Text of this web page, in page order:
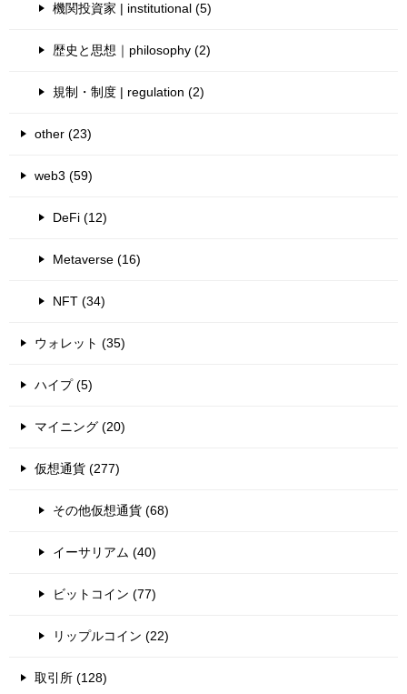
機関投資家 | institutional (5)
歴史と思想｜philosophy (2)
規制・制度 | regulation (2)
other (23)
web3 (59)
DeFi (12)
Metaverse (16)
NFT (34)
ウォレット (35)
ハイプ (5)
マイニング (20)
仮想通貨 (277)
その他仮想通貨 (68)
イーサリアム (40)
ビットコイン (77)
リップルコイン (22)
取引所 (128)